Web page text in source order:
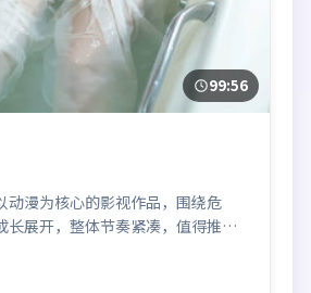
99:56
动漫为核心的影视作品，围绕危
长展开，整体节奏紧凑，值得推荐